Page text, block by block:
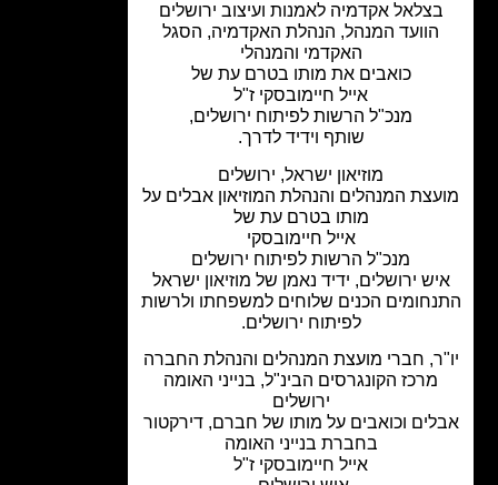
אקדמיה לאמנות ועיצוב ירושלים
הוועד המנהל, הנהלת האקדמיה, הסגל
האקדמי והמנהלי
כואבים את מותו בטרם עת של
אייל חיימובסקי ז"ל
מנכ"ל הרשות לפיתוח ירושלים,
שותף וידיד לדרך.
מוזיאון ישראל, ירושלים
המנהלים והנהלת המוזיאון אבלים על
מותו בטרם עת של
אייל חיימובסקי
מנכ"ל הרשות לפיתוח ירושלים
ירושלים, ידיד נאמן של מוזיאון ישראל
הכנים שלוחים למשפחתו ולרשות
לפיתוח ירושלים.
חברי מועצת המנהלים והנהלת החברה
מרכז הקונגרסים הבינ"ל, בנייני האומה
וכואבים על מותו של חברם, דירקטור
בחברת בנייני האומה
אייל חיימובסקי ז"ל